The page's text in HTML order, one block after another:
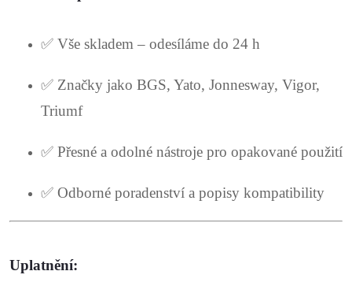
✅ Vše skladem – odesíláme do 24 h
✅ Značky jako BGS, Yato, Jonnesway, Vigor,
Triumf
✅ Přesné a odolné nástroje pro opakované použití
✅ Odborné poradenství a popisy kompatibility
Uplatnění: